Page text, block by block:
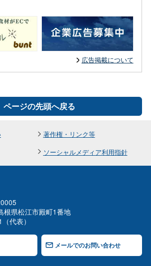
広告掲載について
ページの先頭へ戻る
著作権・リンク等
ソーシャルメディア利用指針
県松江市殿町1番地
代表）
メールでのお問い合わせ